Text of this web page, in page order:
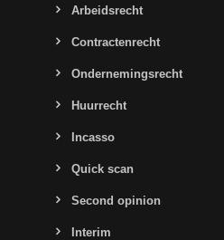
Arbeidsrecht
Contractenrecht
Ondernemingsrecht
Huurrecht
Incasso
Quick scan
Second opinion
Interim